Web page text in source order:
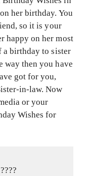
her birthday. You
so it is your
happy on her most
a birthday to sister
way then you have
got for you,
in-law. Now
or your
Wishes for